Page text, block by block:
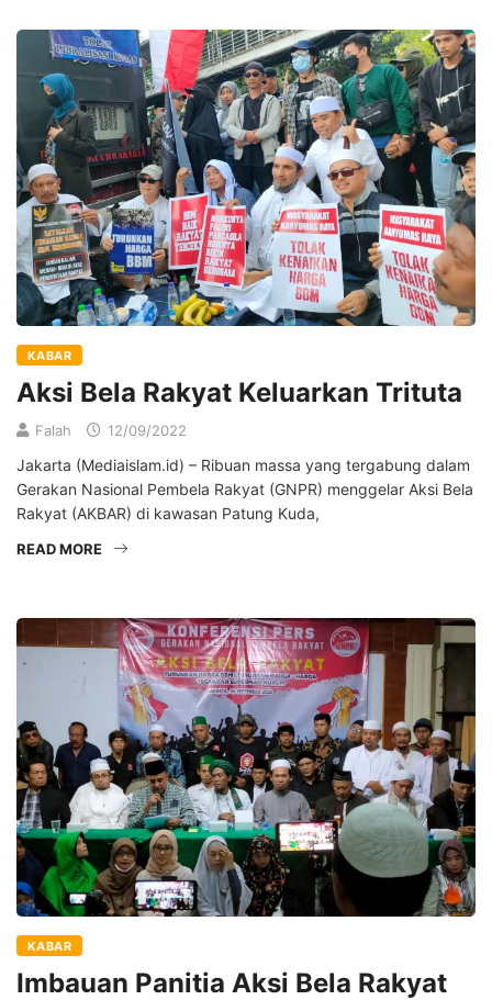
KABAR
Aksi Bela Rakyat Keluarkan Trituta
Falah 12/09/2022
Jakarta (Mediaislam.id) – Ribuan massa yang tergabung dalam
Gerakan Nasional Pembela Rakyat (GNPR) menggelar Aksi Bela
Rakyat (AKBAR) di kawasan Patung Kuda,
READ MORE
KABAR
Imbauan Panitia Aksi Bela Rakyat